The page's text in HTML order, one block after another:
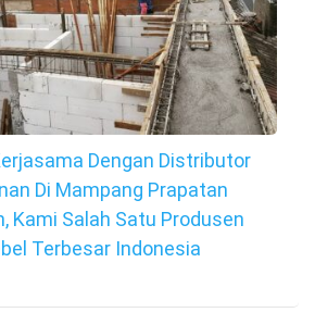
Dengan Distributor
Di Mampang Prapatan
Kami Salah Satu Produsen
Terbesar Indonesia